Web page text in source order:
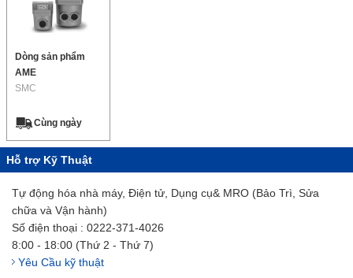
Dòng sản phẩm
AME
SMC
Cùng ngày
Hỗ trợ Kỹ Thuật
Tự động hóa nhà máy, Điện tử, Dụng cụ& MRO (Bảo Trì, Sửa
chữa và Vận hành)
Số điện thoại : 0222-371-4026
8:00 - 18:00 (Thứ 2 - Thứ 7)
Yêu Cầu kỹ thuật